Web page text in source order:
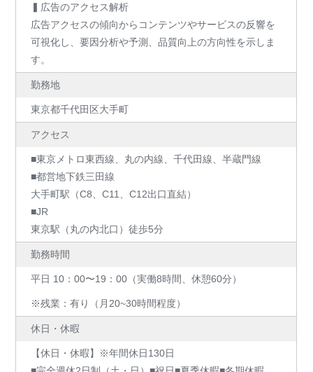
▍広告のアクセス解析
広告アクセスの傾向からコンテンツやサービスの反響を
可視化し、要因分析や予測、品質向上の方向性を示しま
す。
勤務地
東京都千代田区大手町
アクセス
■東京メトロ東西線、丸の内線、千代田線、半蔵門線
■都営地下鉄三田線
大手町駅（C8、C11、C12出口直結）
■JR
東京駅（丸の内北口）徒歩5分
勤務時間
平日 10：00〜19：00（実働8時間、休憩60分）
※残業：有り（月20~30時間程度）
休日・休暇
【休日・休暇】※年間休日130日